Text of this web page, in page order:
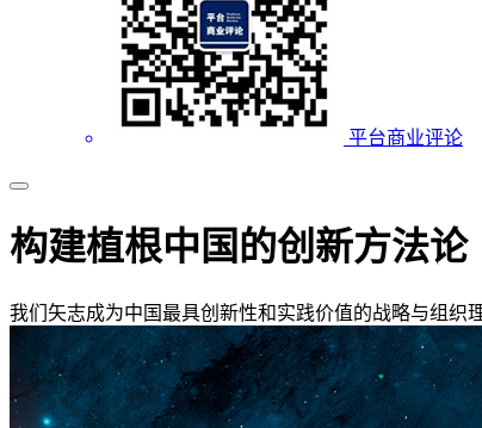
平台商业评论
构建植根中国的创新方法论
我们矢志成为中国最具创新性和实践价值的战略与组织